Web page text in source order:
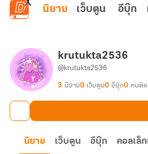
ข้ามไปยังเนื้อหาหลัก
นิยาย เว็บตูน อีบุ๊ก
krutukta2536
@krutukta2536
3 นิยาย0 เว็บตูน0 อีบุ๊ก0 คนติด
นิยาย เว็บตูน อีบุ๊ก คอลเล็